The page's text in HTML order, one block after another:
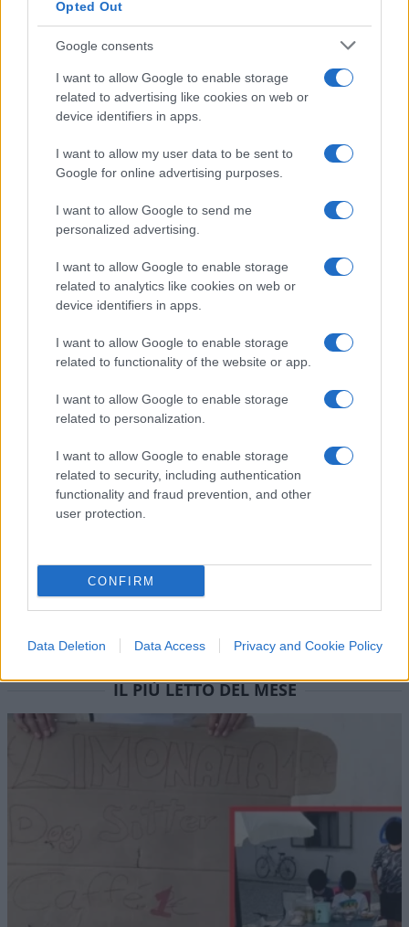
Opted Out
Google consents
I want to allow Google to enable storage
related to advertising like cookies on web or
device identifiers in apps.
I want to allow my user data to be sent to
Google for online advertising purposes.
I want to allow Google to send me
personalized advertising.
I want to allow Google to enable storage
related to analytics like cookies on web or
device identifiers in apps.
I want to allow Google to enable storage
related to functionality of the website or app.
I want to allow Google to enable storage
related to personalization.
I want to allow Google to enable storage
related to security, including authentication
functionality and fraud prevention, and other
user protection.
CONFIRM
Data Deletion Data Access Privacy and Cookie Policy
Bruscaa spese nostre, mentre Sallusti dice
giustamente che la scarcerazione era inevitabile
ma resta comunque ingiusta.
20:44 Parola ai commensali.
81
SEDUTE SATIRICHE
Vignetta del 07/08/2026
IL PIÙ LETTO DEL MESE